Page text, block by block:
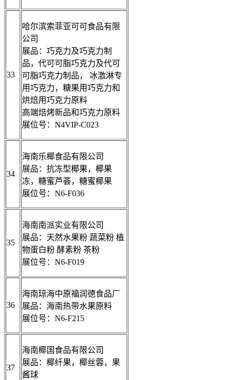
33
哈尔滨索菲亚可可食品有限
公司
展品：巧克力及巧克力制
品，代可可脂巧克力及代可
可脂巧克力制品， 冰激淋专
用巧克力，糖果用巧克力和
烘焙用巧克力原料
高端焙烤新品和巧克力原料
展位号：N4VIP-C023
34
海南乐椰食品有限公司
展品：抗冻型椰果，椰果
冻，糖蜜芦荟，糖蜜椰果
展位号：N6-F036
35
海南南派实业有限公司
展品：天然水果粉 蔬菜粉 植
物蛋白粉 酵素粉 茶粉
展位号：N6-F019
36
海南琼海中原福润德食品厂
展品：海南热带水果原料
展位号：N6-F215
37
海南椰国食品有限公司
展品：椰纤果，椰丝蓉，果
酱球